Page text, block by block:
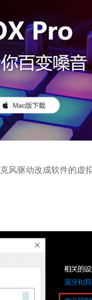
驱动改成软件的虚